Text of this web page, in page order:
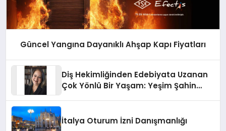
Güncel Yangına Dayanıklı Ahşap Kapı Fiyatları
Diş Hekimliğinden Edebiyata Uzanan
Çok Yönlü Bir Yaşam: Yeşim Şahin
İtalya Oturum İzni Danışmanlığı